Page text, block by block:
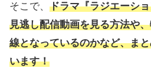
そこで、 ドラマ『ラジエーシ
見逃し配信動画を見る方法や
線となっているのかなど、ま
います！